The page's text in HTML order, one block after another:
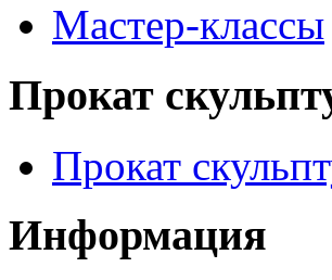
Мастер-классы
Прокат
Прокат
Информация